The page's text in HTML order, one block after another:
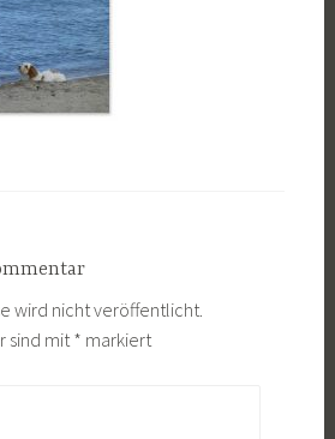
wird nicht veröffentlicht.
sind mit * markiert